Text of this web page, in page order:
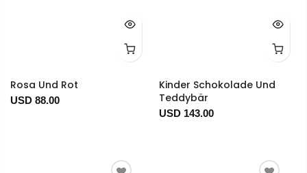
Rosa Und Rot
USD 88.00
Kinder Schokolade Und
Teddybär
USD 143.00